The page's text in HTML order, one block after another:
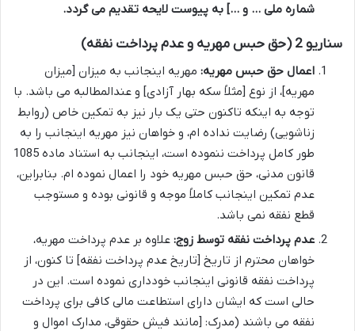
شماره ملی … و …] به پیوست لایحه تقدیم می گردد.
سناریو 2 (حق حبس مهریه و عدم پرداخت نفقه)
اعمال حق حبس مهریه: مهریه اینجانب به میزان [میزان
مهریه]، از نوع [مثلاً سکه بهار آزادی] و عندالمطالبه می باشد. با
توجه به اینکه تاکنون حتی یک بار نیز به تمکین خاص (روابط
زناشویی) رضایت نداده ام، و خواهان نیز مهریه اینجانب را به
طور کامل پرداخت ننموده است، اینجانب به استناد ماده 1085
قانون مدنی، حق حبس مهریه خود را اعمال نموده ام. بنابراین،
عدم تمکین اینجانب کاملاً موجه و قانونی بوده و مستوجب
قطع نفقه نمی باشد.
عدم پرداخت نفقه توسط زوج: علاوه بر عدم پرداخت مهریه،
خواهان محترم از تاریخ [تاریخ عدم پرداخت نفقه] تا کنون، از
پرداخت نفقه قانونی اینجانب خودداری نموده است. این در
حالی است که ایشان دارای استطاعت مالی کافی برای پرداخت
نفقه می باشند (مدرک: [مانند فیش حقوقی، مدارک اموال و